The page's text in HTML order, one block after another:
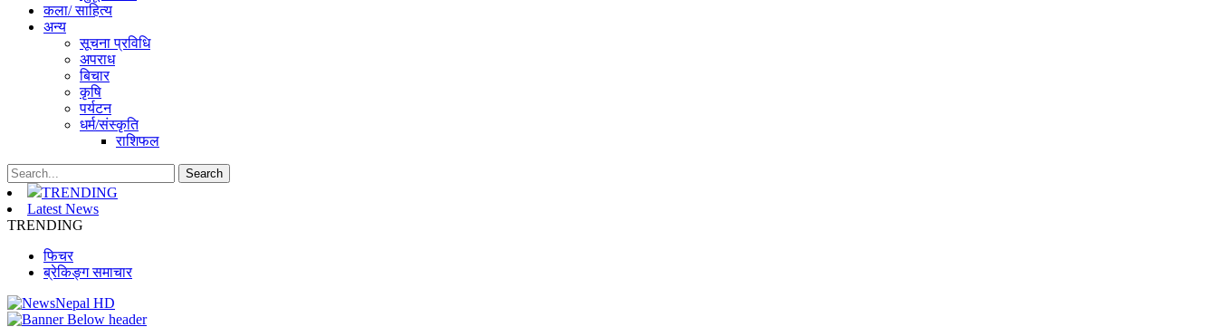
कला/ साहित्य
अन्य
सूचना प्रविधि
अपराध
बिचार
कृषि
पर्यटन
धर्म/संस्कृति
राशिफल
TRENDING
Latest News
TRENDING
फिचर
ब्रेकिङ्ग समाचार